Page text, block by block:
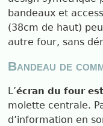
bandeaux et
(38cm de haut)
autre four, sans
Bandeau de
L’écran du four
molette centrale.
d’information en